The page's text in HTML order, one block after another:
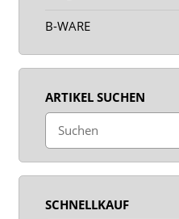
B-WARE
ARTIKEL SUCHEN
SCHNELLKAUF